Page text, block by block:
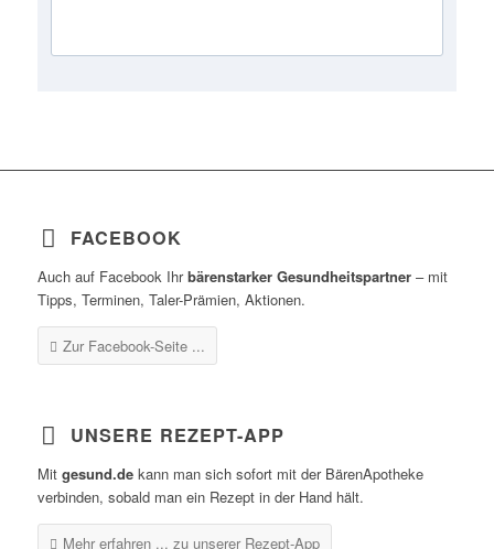
FACEBOOK
Auch auf Facebook Ihrbärenstarker Gesundheitspartner– mit
Tipps, Terminen, Taler-Prämien, Aktionen.
Zur Facebook-Seite ...
UNSERE REZEPT-APP
Mit gesund.dekann man sich sofort mit der BärenApotheke
verbinden, sobald man ein Rezept in der Hand hält.
Mehr erfahren ... zu unserer Rezept-App